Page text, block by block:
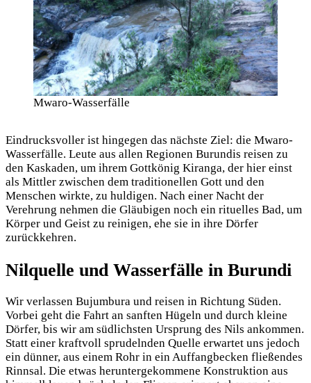
Mwaro-Wasserfälle
Eindrucksvoller ist hingegen das nächste Ziel: die Mwaro-
Wasserfälle. Leute aus allen Regionen Burundis reisen zu
den Kaskaden, um ihrem Gottkönig Kiranga, der hier einst
als Mittler zwischen dem traditionellen Gott und den
Menschen wirkte, zu huldigen. Nach einer Nacht der
Verehrung nehmen die Gläubigen noch ein rituelles Bad, um
Körper und Geist zu reinigen, ehe sie in ihre Dörfer
zurückkehren.
Nilquelle und Wasserfälle in Burundi
Wir verlassen Bujumbura und reisen in Richtung Süden.
Vorbei geht die Fahrt an sanften Hügeln und durch kleine
Dörfer, bis wir am südlichsten Ursprung des Nils ankommen.
Statt einer kraftvoll sprudelnden Quelle erwartet uns jedoch
ein dünner, aus einem Rohr in ein Auffangbecken fließendes
Rinnsal. Die etwas heruntergekommene Konstruktion aus